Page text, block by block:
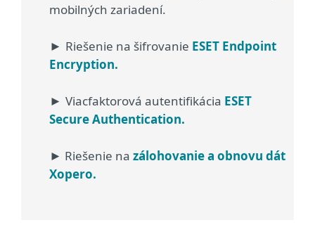
mobilných zariadení.
► Riešenie na šifrovanie ESET Endpoint
Encryption.
► Viacfaktorová autentifikácia ESET
Secure Authentication.
► Riešenie na zálohovanie a obnovu dát
Xopero.